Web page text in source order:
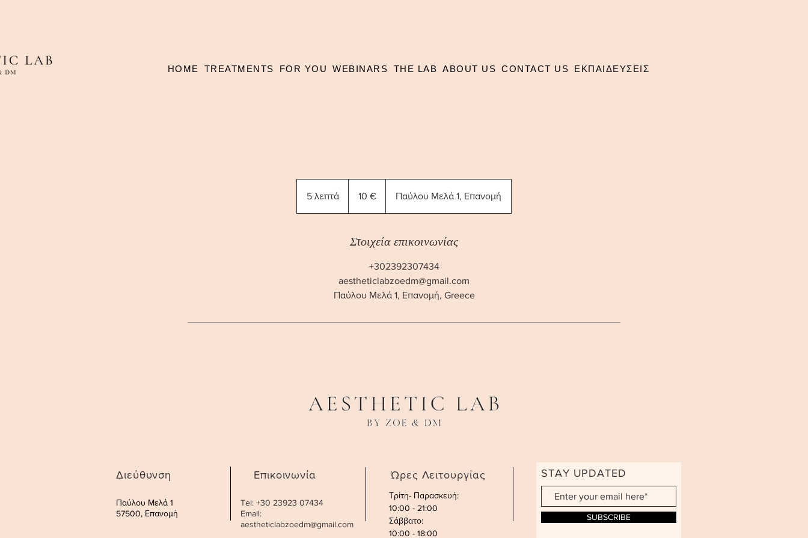
HOME TREATMENTS FOR YOU WEBINARS THE LAB ABOUT US CONTACT US ΕΚΠΑΙΔΕΥΣΕΙΣ
5 λεπτά 10 € Παύλου Μελά 1, Επανομή
Στοιχεία επικοινωνίας
+302392307434
aestheticlabzoedm@gmail.com
Παύλου Μελά 1, Επανομή, Greece
Διεύθυνση
Παύλου Μελά 1
57500, Επανομή
Επικοινωνία
Tel: +30 23923 07434
Email:
aestheticlabzoedm@gmail.com
Ώρες Λειτουργίας
Τρίτη- Παρασκευή:
10:00 - 21:00
Σάββατο:
10:00 - 18:00
STAY UPDATED
SUBSCRIBE